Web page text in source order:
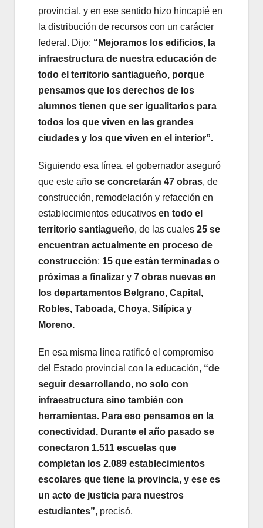
provincial, y en ese sentido hizo hincapié en
la distribución de recursos con un carácter
federal. Dijo: “Mejoramos los edificios, la
infraestructura de nuestra educación de
todo el territorio santiagueño, porque
pensamos que los derechos de los
alumnos tienen que ser igualitarios para
todos los que viven en las grandes
ciudades y los que viven en el interior”.
Siguiendo esa línea, el gobernador aseguró
que este año se concretarán 47 obras, de
construcción, remodelación y refacción en
establecimientos educativos en todo el
territorio santiagueño, de las cuales 25 se
encuentran actualmente en proceso de
construcción; 15 que están terminadas o
próximas a finalizar y 7 obras nuevas en
los departamentos Belgrano, Capital,
Robles, Taboada, Choya, Silípica y
Moreno.
En esa misma línea ratificó el compromiso
del Estado provincial con la educación, “de
seguir desarrollando, no solo con
infraestructura sino también con
herramientas. Para eso pensamos en la
conectividad. Durante el año pasado se
conectaron 1.511 escuelas que
completan los 2.089 establecimientos
escolares que tiene la provincia, y ese es
un acto de justicia para nuestros
estudiantes”, precisó.